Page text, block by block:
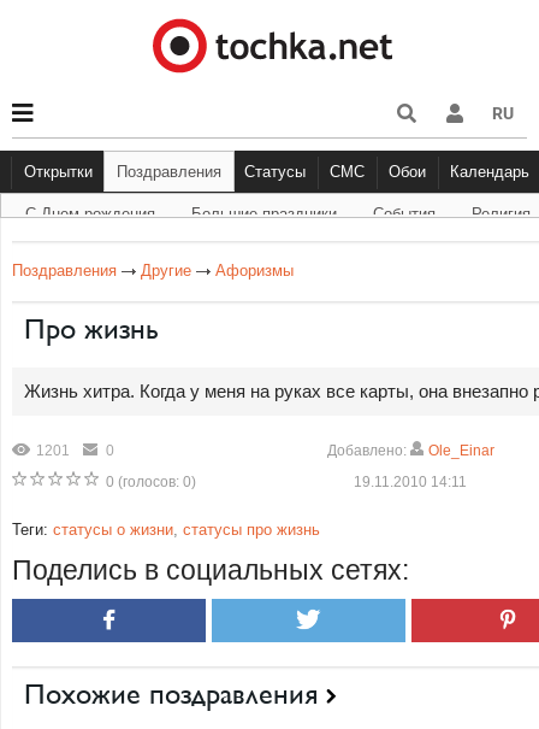
RU
Открытки
С Днем рождения Большие праздники События
Поздравления Статусы
Другое Прикольные Грустные
СМС
С Днём Рождения
Обои
Музыка
Календарь
С Днем рождения Большие праздники Cобытия Религия
Поздравления Другие Афоризмы
Про жизнь
Жизнь хитра. Когда у меня на руках все карты, она
1201
0
0 (голосов: 0)
Добавлено:
Ole_Einar
19.11.2010 14:11
Теги: статусы о жизни, статусы про жизнь
Поделись в социальных сетях:
Похожие поздравления